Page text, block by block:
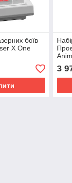
боїв
X One
3